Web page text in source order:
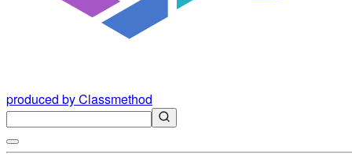
produced by Classmethod